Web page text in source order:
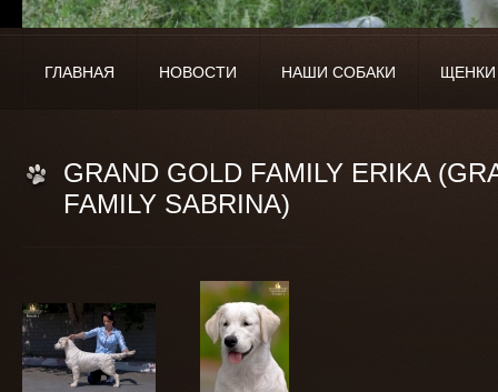
ГЛАВНАЯ НОВОСТИ НАШИ СОБАКИ ЩЕНКИ
GRAND GOLD FAMILY ERIKA
FAMILY SABRINA)